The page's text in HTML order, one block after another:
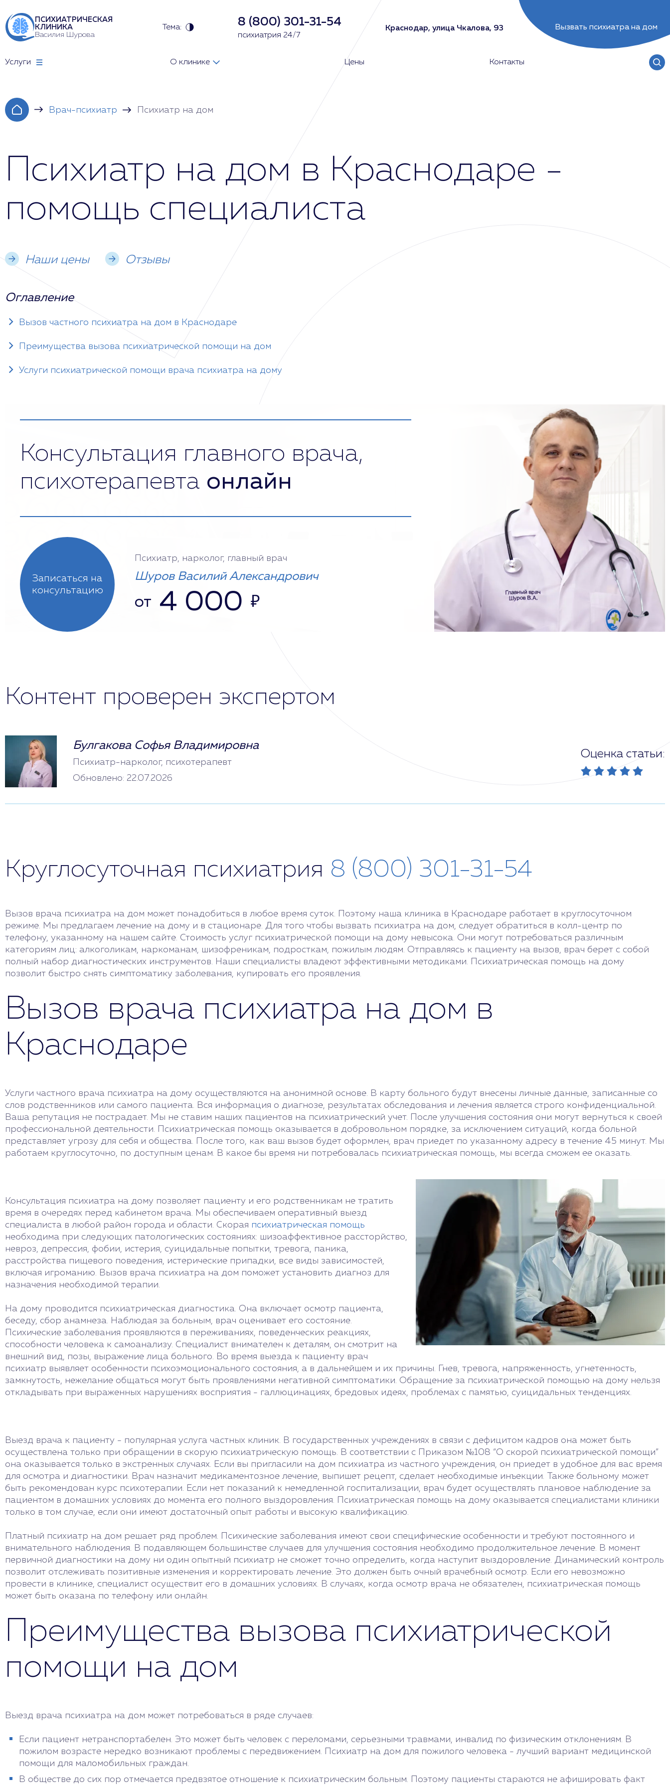
ПСИХИАТРИЧЕСКАЯ
КЛИНИКА
Василия Шурова
Тема: 8 (800) 301-31-54
психиатрия 24/7
Краснодар, улица Чкалова, 93 Вызвать психиатра на дом
Услуги О клинике Цены Контакты
Врач-психиатр Психиатр на дом
Психиатр на дом в Краснодаре -
помощь специалиста
Наши цены Отзывы
Оглавление
Вызов частного психиатра на дом в Краснодаре
Преимущества вызова психиатрической помощи на дом
Услуги психиатрической помощи врача психиатра на дому
Консультация главного врача,
психотерапевта онлайн
Записаться на
консультацию
Психиатр, нарколог, главный врач
Шуров Василий Александрович
от 4 000 ₽
Контент проверен экспертом
Булгакова Софья Владимировна
Психиатр-нарколог, психотерапевт
Обновлено: 22.07.2026
Оценка статьи:
Круглосуточная психиатрия 8 (800) 301-31-54
Вызов врача психиатра на дом может понадобиться в любое время суток. Поэтому наша клиника в Краснодаре работает в круглосуточном
режиме. Мы предлагаем лечение на дому и в стационаре. Для того чтобы вызвать психиатра на дом, следует обратиться в колл-центр по
телефону, указанному на нашем сайте. Стоимость услуг психиатрической помощи на дому невысока. Они могут потребоваться различным
категориям лиц: алкоголикам, наркоманам, шизофреникам, подросткам, пожилым людям. Отправляясь к пациенту на вызов, врач берет с собой
полный набор диагностических инструментов. Наши специалисты владеют эффективными методиками. Психиатрическая помощь на дому
позволит быстро снять симптоматику заболевания, купировать его проявления.
Вызов врача психиатра на дом в
Краснодаре
Услуги частного врача психиатра на дому осуществляются на анонимной основе. В карту больного будут внесены личные данные, записанные со
слов родственников или самого пациента. Вся информация о диагнозе, результатах обследования и лечения является строго конфиденциальной.
Ваша репутация не пострадает. Мы не ставим наших пациентов на психиатрический учет. После улучшения состояния они могут вернуться к своей
профессиональной деятельности. Психиатрическая помощь оказывается в добровольном порядке, за исключением ситуаций, когда больной
представляет угрозу для себя и общества. После того, как ваш вызов будет оформлен, врач приедет по указанному адресу в течение 45 минут. Мы
работаем круглосуточно, по доступным ценам. В какое бы время ни потребовалась психиатрическая помощь, мы всегда сможем ее оказать.
Консультация психиатра на дому позволяет пациенту и его родственникам не тратить
время в очередях перед кабинетом врача. Мы обеспечиваем оперативный выезд
специалиста в любой район города и области. Скорая психиатрическая помощь
необходима при следующих патологических состояниях: шизоаффективное рассторйство,
невроз, депрессия, фобии, истерия, суицидальные попытки, тревога, паника,
расстройства пищевого поведения, истерические припадки, все виды зависимостей,
включая игроманию. Вызов врача психиатра на дом поможет установить диагноз для
назначения необходимой терапии.
На дому проводится психиатрическая диагностика. Она включает осмотр пациента,
беседу, сбор анамнеза. Наблюдая за больным, врач оценивает его состояние.
Психические заболевания проявляются в переживаниях, поведенческих реакциях,
способности человека к самоанализу. Специалист внимателен к деталям, он смотрит на
внешний вид, позы, выражение лица больного. Во время выезда к пациенту врач
психиатр выявляет особенности психоэмоционального состояния, а в дальнейшем и их причины. Гнев, тревога, напряженность, угнетенность,
замкнутость, нежелание общаться могут быть проявлениями негативной симптоматики. Обращение за психиатрической помощью на дому нельзя
откладывать при выраженных нарушениях восприятия - галлюцинациях, бредовых идеях, проблемах с памятью, суицидальных тенденциях.
Выезд врача к пациенту - популярная услуга частных клиник. В государственных учреждениях в связи с дефицитом кадров она может быть
осуществлена только при обращении в скорую психиатрическую помощь. В соответствии с Приказом №108 “О скорой психиатрической помощи”
она оказывается только в экстренных случаях. Если вы пригласили на дом психиатра из частного учреждения, он приедет в удобное для вас время
для осмотра и диагностики. Врач назначит медикаментозное лечение, выпишет рецепт, сделает необходимые инъекции. Также больному может
быть рекомендован курс психотерапии. Если нет показаний к немедленной госпитализации, врач будет осуществлять плановое наблюдение за
пациентом в домашних условиях до момента его полного выздоровления. Психиатрическая помощь на дому оказывается специалистами клиники
только в том случае, если они имеют достаточный опыт работы и высокую квалификацию.
Платный психиатр на дом решает ряд проблем. Психические заболевания имеют свои специфические особенности и требуют постоянного и
внимательного наблюдения. В подавляющем большинстве случаев для улучшения состояния необходимо продолжительное лечение. В момент
первичной диагностики на дому ни один опытный психиатр не сможет точно определить, когда наступит выздоровление. Динамический контроль
позволит отслеживать позитивные изменения и корректировать лечение. Это должен быть очный врачебный осмотр. Если его невозможно
провести в клинике, специалист осуществит его в домашних условиях. В случаях, когда осмотр врача не обязателен, психиатрическая помощь
может быть оказана по телефону или онлайн.
Преимущества вызова психиатрической
помощи на дом
Выезд врача психиатра на дом может потребоваться в ряде случаев:
Если пациент нетранспортабелен. Это может быть человек с переломами, серьезными травмами, инвалид по физическим отклонениям. В
пожилом возрасте нередко возникают проблемы с передвижением. Психиатр на дом для пожилого человека - лучший вариант медицинской
помощи для маломобильных граждан.
В обществе до сих пор отмечается предвзятое отношение к психиатрическим больным. Поэтому пациенты стараются не афишировать факт